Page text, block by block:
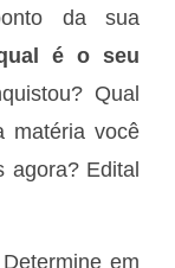
da sua
é o seu
Qual
matéria você
agora? Edital
em